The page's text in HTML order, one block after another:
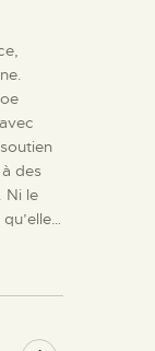
des
Ni le